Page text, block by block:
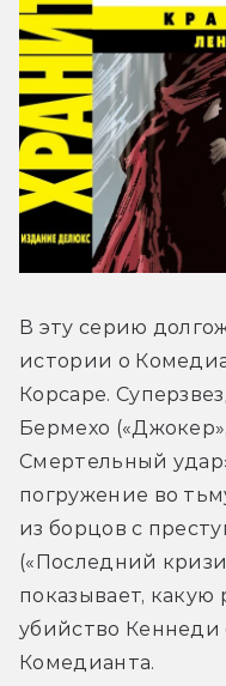
В эту серию
истории о
Корсаре.
Бермехо
Смертельный
погружение во
из борцов с
(«Последний
показывает,
убийство Кеннеди
Комедианта.